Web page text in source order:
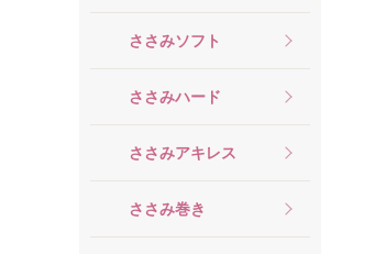
ささみソフト
ささみハード
ささみアキレス
ささみ巻き